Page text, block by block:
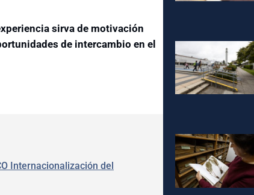
sirva de motivación
de intercambio en el
Internacionalización del